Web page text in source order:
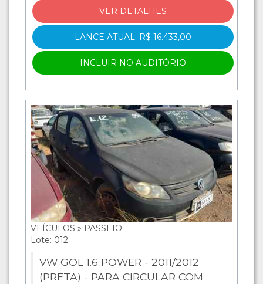
VER DETALHES
LANCE ATUAL: R$ 16.433,00
INCLUIR NO AUDITÓRIO
VEÍCULOS » PASSEIO
Lote: 012
VW GOL 1.6 POWER - 2011/2012
(PRETA) - PARA CIRCULAR COM